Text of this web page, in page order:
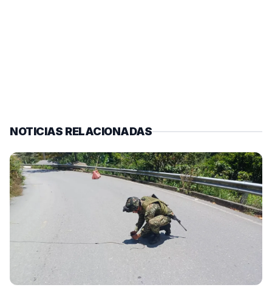
NOTICIAS RELACIONADAS